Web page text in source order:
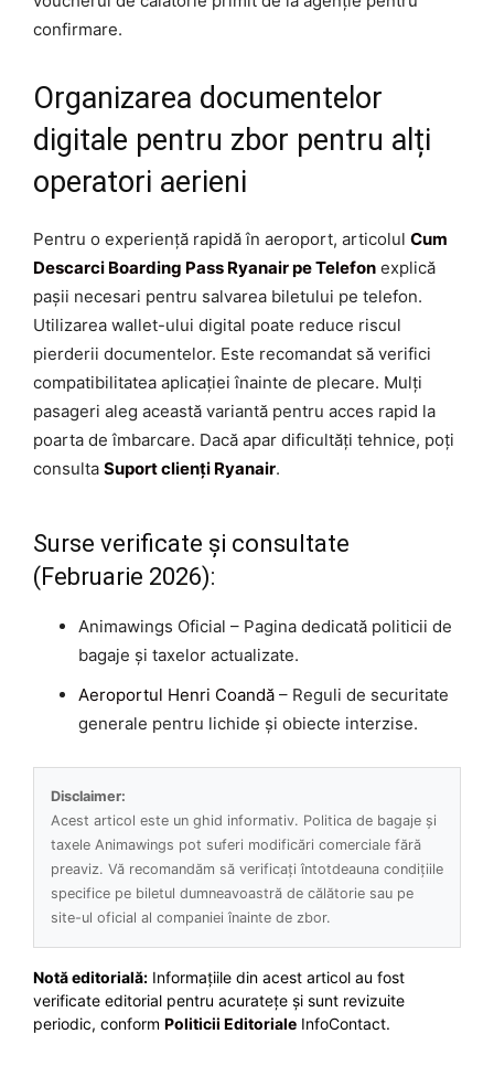
confirmare.
Organizarea documentelor
digitale pentru zbor pentru alți
operatori aerieni
Pentru o experiență rapidă în aeroport, articolul Cum
Descarci Boarding Pass Ryanair pe Telefon explică
pașii necesari pentru salvarea biletului pe telefon.
Utilizarea wallet-ului digital poate reduce riscul
pierderii documentelor. Este recomandat să verifici
compatibilitatea aplicației înainte de plecare. Mulți
pasageri aleg această variantă pentru acces rapid la
poarta de îmbarcare. Dacă apar dificultăți tehnice, poți
consulta Suport clienți Ryanair.
Surse verificate și consultate
(Februarie 2026):
Animawings Oficial – Pagina dedicată politicii de
bagaje și taxelor actualizate.
Aeroportul Henri Coandă – Reguli de securitate
generale pentru lichide și obiecte interzise.
Disclaimer:
Acest articol este un ghid informativ. Politica de bagaje și
taxele Animawings pot suferi modificări comerciale fără
preaviz. Vă recomandăm să verificați întotdeauna condițiile
specifice pe biletul dumneavoastră de călătorie sau pe
site-ul oficial al companiei înainte de zbor.
Notă editorială: Informațiile din acest articol au fost
verificate editorial pentru acuratețe și sunt revizuite
periodic, conform Politicii Editoriale InfoContact.